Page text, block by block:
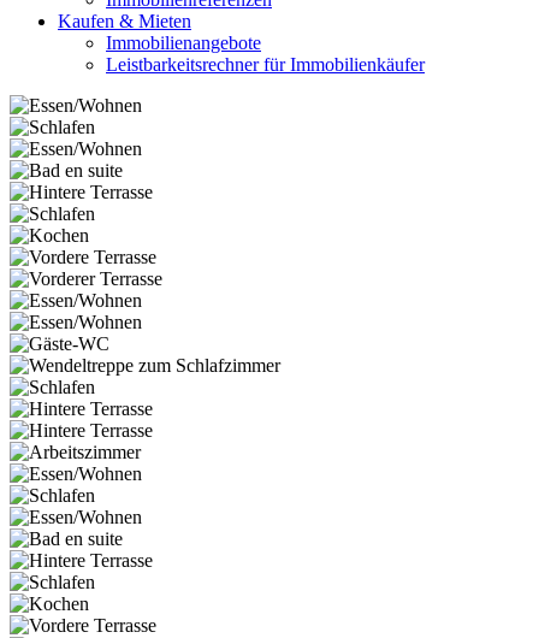
Kaufen & Mieten
Immobilienangebote
Leistbarkeitsrechner für Immobilienkäufer